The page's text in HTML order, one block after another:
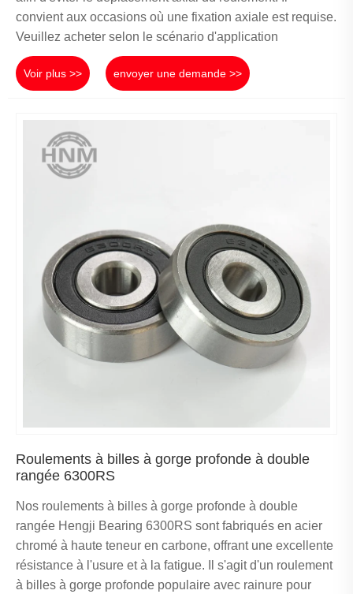
convient aux occasions où une fixation axiale est requise.
Veuillez acheter selon le scénario d'application
Voir plus >> envoyer une demande >>
Roulements à billes à gorge profonde à double
rangée 6300RS
Nos roulements à billes à gorge profonde à double
rangée Hengji Bearing 6300RS sont fabriqués en acier
chromé à haute teneur en carbone, offrant une excellente
résistance à l'usure et à la fatigue. Il s'agit d'un roulement
à billes à gorge profonde populaire avec rainure pour